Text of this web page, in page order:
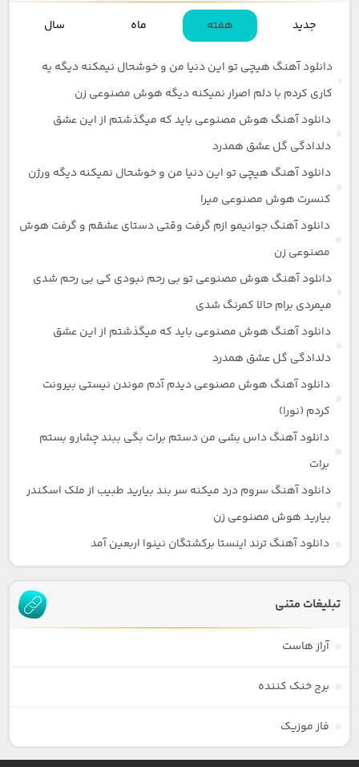
جدید هفته ماه سال
دانلود آهنگ هیچی تو این دنیا من و خوشحال نیمکنه دیگه یه
کاری کردم با دلم اصرار نمیکنه دیگه هوش مصنوعی زن
دانلود آهنگ هوش مصنوعی باید که میگذشتم از این عشق
دلدادگی گل عشق همدرد
دانلود آهنگ هیچی تو این دنیا من و خوشحال نمیکنه دیگه ورژن
کنسرت هوش مصنوعی میرا
دانلود آهنگ جوانیمو ازم گرفت وقتی دستای عشقم و گرفت هوش
مصنوعی زن
دانلود آهنگ هوش مصنوعی تو بی رحم نبودی کی بی رحم شدی
میمردی برام حالا کمرنگ شدی
دانلود آهنگ هوش مصنوعی باید که میگذشتم از این عشق
دلدادگی گل عشق همدرد
دانلود آهنگ هوش مصنوعی دیدم آدم موندن نیستی بیرونت
کردم (نورا)
دانلود آهنگ داس بشی من دستم برات بگی ببند چشارو بستم
برات
دانلود آهنگ سروم درد میکنه سر بند بیارید طبیب از ملک اسکندر
بیارید هوش مصنوعی زن
دانلود آهنگ ترند اینستا برکشتگان نینوا اربعین آمد
تبلیغات متنی
آراز هاست
برج خنک کننده
فاز موزیک